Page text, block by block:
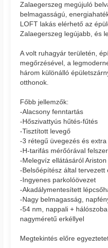
Zalaegerszeg megújuló
belmagasságú,
LOFT lakás elérhető az
Zalaegerszeg legújabb, és
A volt ruhagyár területén,
megőrzésével, a
három különálló
otthonok.
Főbb jellemzők:
-Alacsony fenntartás
-Hőszivattyús hűtés-fűtés
-Tisztított levegő
-3 rétegű üvegezés és
-H-tarifás mérőórával
-Melegvíz ellátásáról
-Belsőépítész által tervezett
-Ingyenes parkolóövezet
-Akadálymentesített
-Nagy belmagasság,
-54 nm, nappali +
nagyméretű erkéllyel
Megtekintés előre